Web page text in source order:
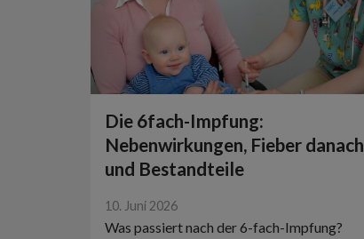
Die 6fach-Impfung:
Nebenwirkungen, Fieber danach
und Bestandteile
10. Juni 2026
Was passiert nach der 6-fach-Impfung?